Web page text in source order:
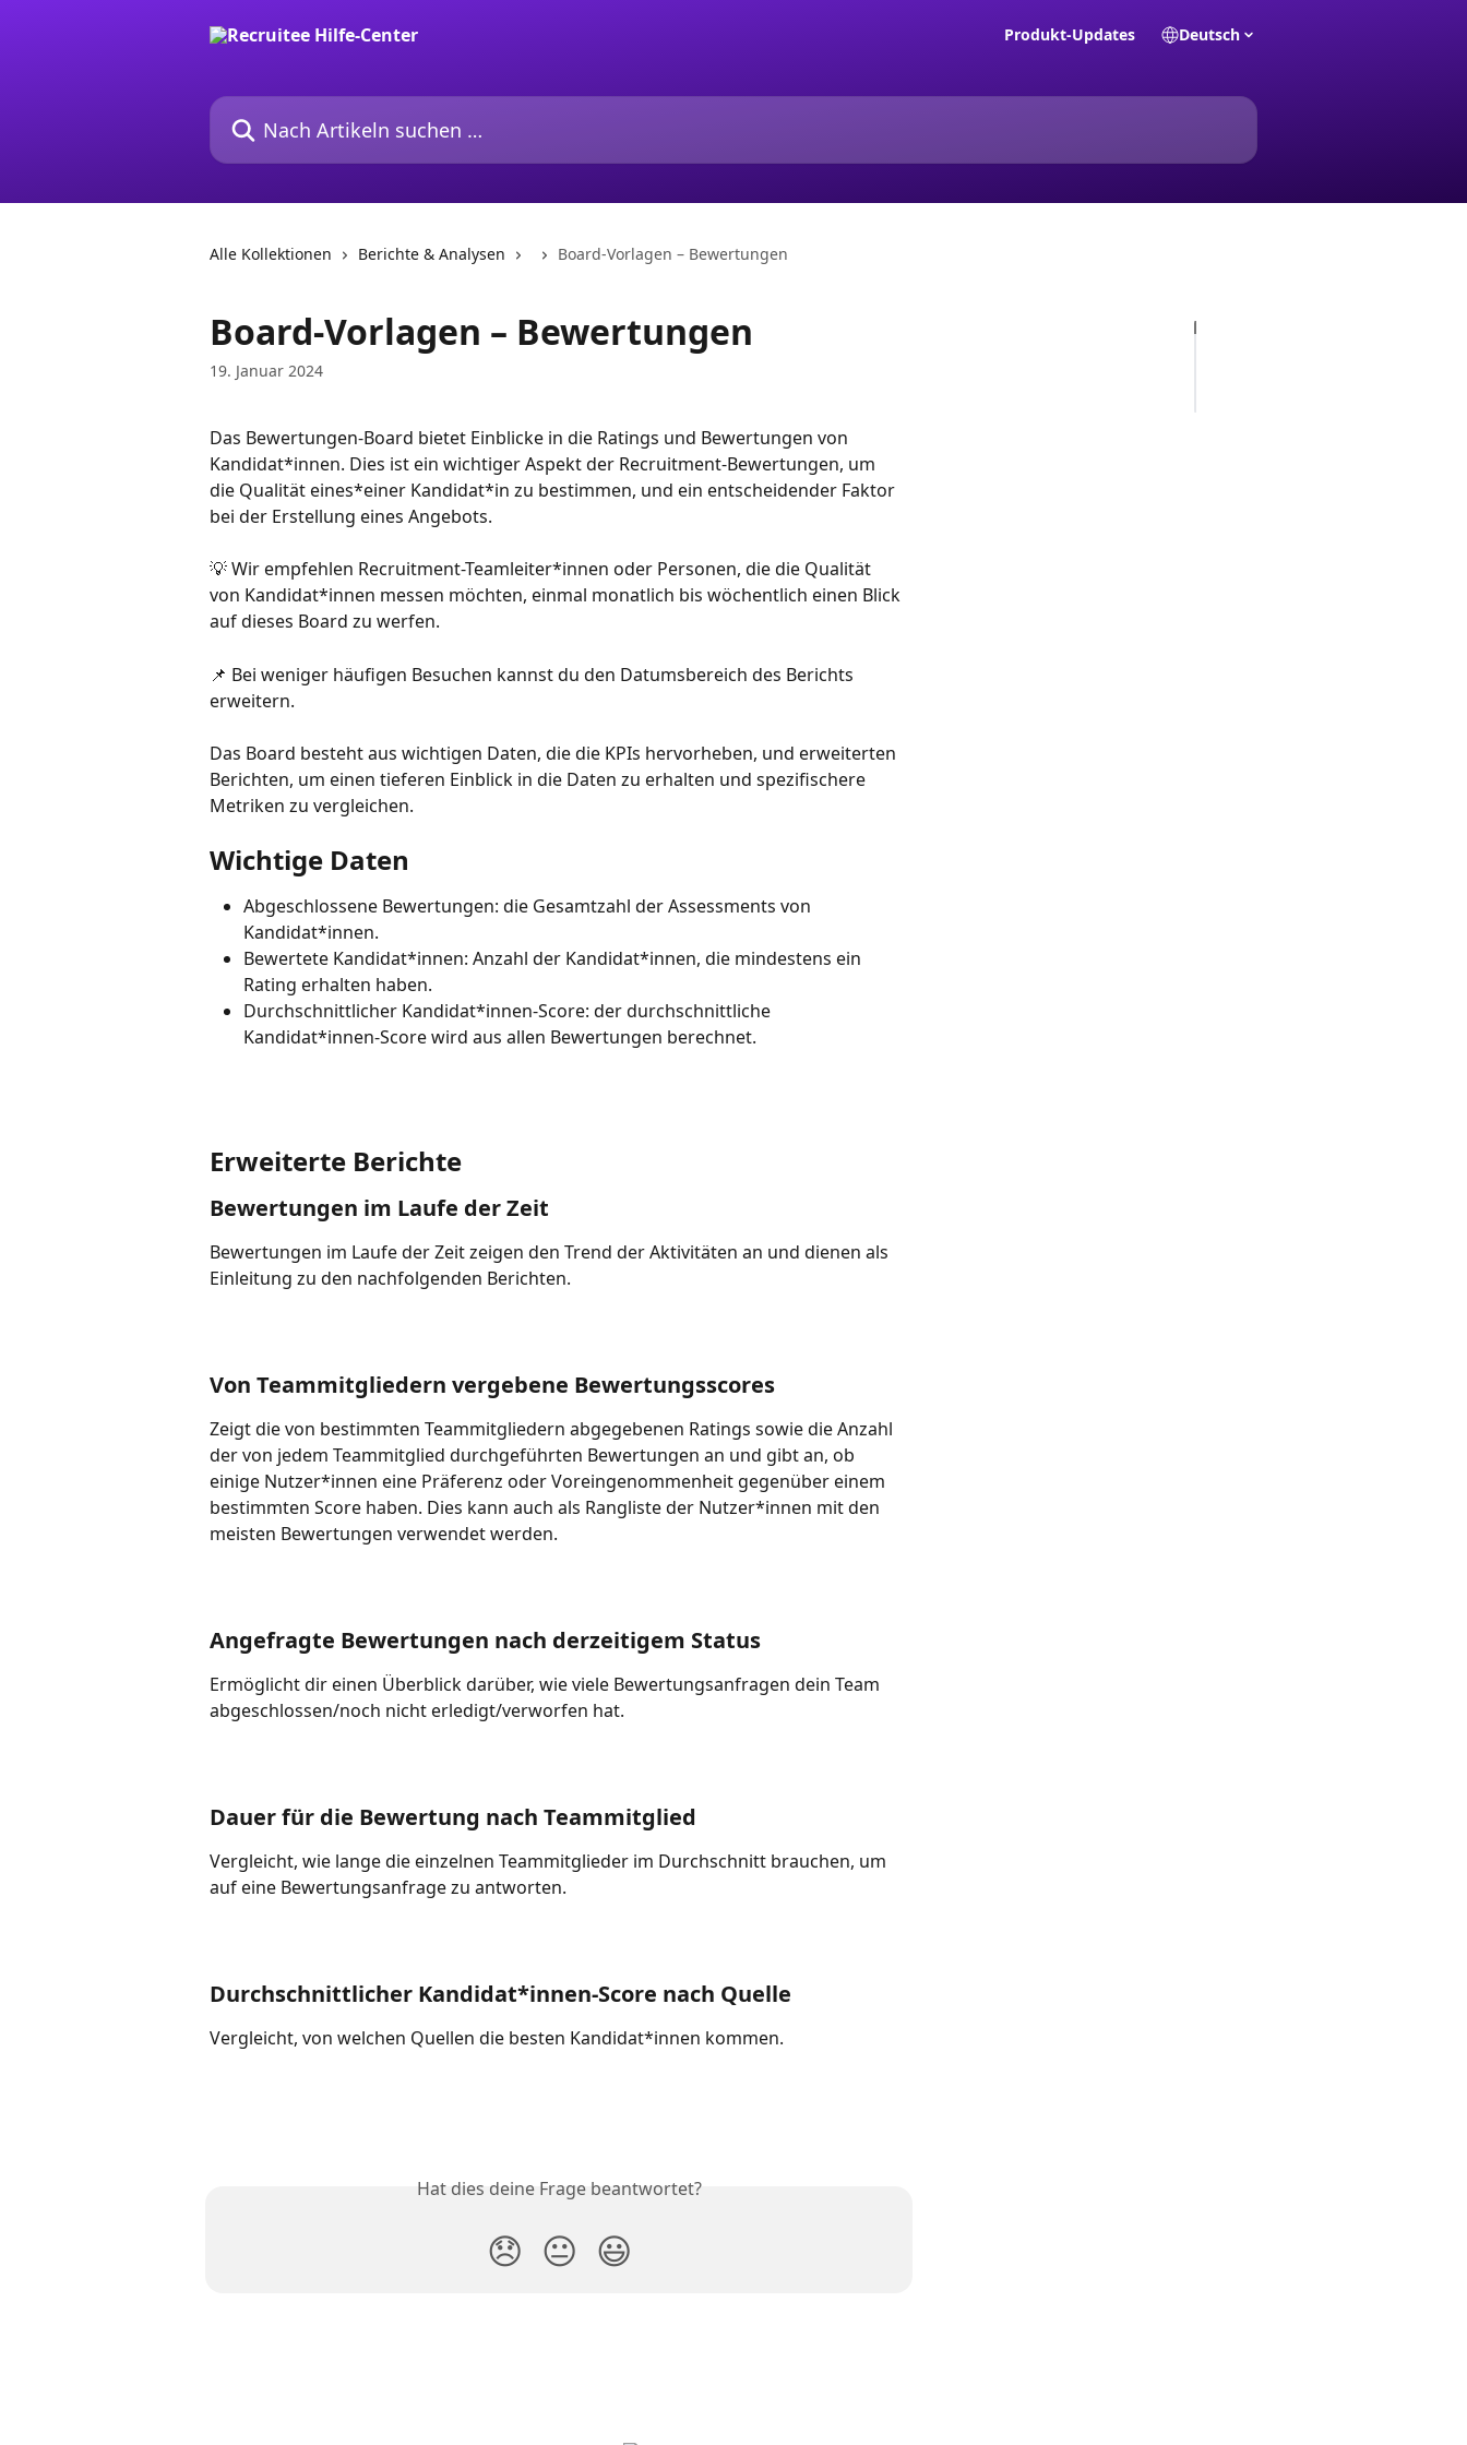
Produkt-Updates Deutsch
Nach Artikeln suchen …
Alle Kollektionen Berichte & Analysen Board-Vorlagen – Bewertungen
Board-Vorlagen – Bewertungen
19. Januar 2024
Das Bewertungen-Board bietet Einblicke in die Ratings und Bewertungen von
Kandidat*innen. Dies ist ein wichtiger Aspekt der Recruitment-Bewertungen, um
die Qualität eines*einer Kandidat*in zu bestimmen, und ein entscheidender Faktor
bei der Erstellung eines Angebots.
💡 Wir empfehlen Recruitment-Teamleiter*innen oder Personen, die die Qualität
von Kandidat*innen messen möchten, einmal monatlich bis wöchentlich einen Blick
auf dieses Board zu werfen.
📌 Bei weniger häufigen Besuchen kannst du den Datumsbereich des Berichts
erweitern.
Das Board besteht aus wichtigen Daten, die die KPIs hervorheben, und erweiterten
Berichten, um einen tieferen Einblick in die Daten zu erhalten und spezifischere
Metriken zu vergleichen.
Wichtige Daten
Abgeschlossene Bewertungen: die Gesamtzahl der Assessments von
Kandidat*innen.
Bewertete Kandidat*innen: Anzahl der Kandidat*innen, die mindestens ein
Rating erhalten haben.
Durchschnittlicher Kandidat*innen-Score: der durchschnittliche
Kandidat*innen-Score wird aus allen Bewertungen berechnet.
Erweiterte Berichte
Bewertungen im Laufe der Zeit
Bewertungen im Laufe der Zeit zeigen den Trend der Aktivitäten an und dienen als
Einleitung zu den nachfolgenden Berichten.
Von Teammitgliedern vergebene Bewertungsscores
Zeigt die von bestimmten Teammitgliedern abgegebenen Ratings sowie die Anzahl
der von jedem Teammitglied durchgeführten Bewertungen an und gibt an, ob
einige Nutzer*innen eine Präferenz oder Voreingenommenheit gegenüber einem
bestimmten Score haben. Dies kann auch als Rangliste der Nutzer*innen mit den
meisten Bewertungen verwendet werden.
Angefragte Bewertungen nach derzeitigem Status
Ermöglicht dir einen Überblick darüber, wie viele Bewertungsanfragen dein Team
abgeschlossen/noch nicht erledigt/verworfen hat.
Dauer für die Bewertung nach Teammitglied
Vergleicht, wie lange die einzelnen Teammitglieder im Durchschnitt brauchen, um
auf eine Bewertungsanfrage zu antworten.
Durchschnittlicher Kandidat*innen-Score nach Quelle
Vergleicht, von welchen Quellen die besten Kandidat*innen kommen.
Hat dies deine Frage beantwortet?
😞 😐 😃